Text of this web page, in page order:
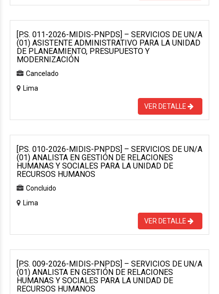
[P.S. 011-2026-MIDIS-PNPDS] – SERVICIOS DE UN/A
(01) ASISTENTE ADMINISTRATIVO PARA LA UNIDAD
DE PLANEAMIENTO, PRESUPUESTO Y
MODERNIZACIÓN
Cancelado
Lima
VER DETALLE
[P.S. 010-2026-MIDIS-PNPDS] – SERVICIOS DE UN/A
(01) ANALISTA EN GESTIÓN DE RELACIONES
HUMANAS Y SOCIALES PARA LA UNIDAD DE
RECURSOS HUMANOS
Concluido
Lima
VER DETALLE
[P.S. 009-2026-MIDIS-PNPDS] – SERVICIOS DE UN/A
(01) ANALISTA EN GESTIÓN DE RELACIONES
HUMANAS Y SOCIALES PARA LA UNIDAD DE
RECURSOS HUMANOS